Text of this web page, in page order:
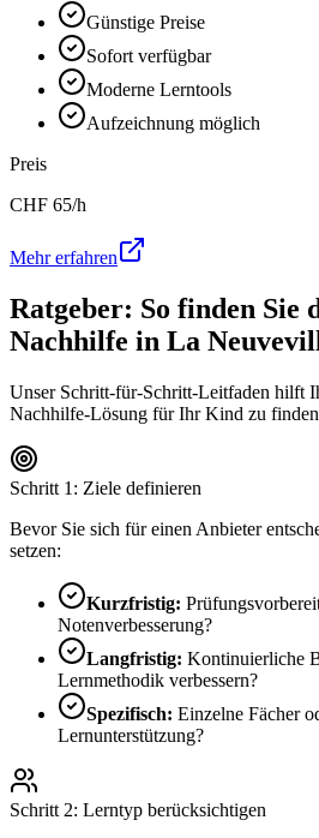
Günstige Preise
Sofort verfügbar
Moderne Lerntools
Aufzeichnung möglich
Preis
CHF 65/h
Mehr erfahren
Ratgeber: So finden Sie
Nachhilfe in La
Unser Schritt-für-Schritt-Leitfaden hilft
Nachhilfe-Lösung für Ihr Kind zu finden
Schritt 1: Ziele definieren
Bevor Sie sich für einen Anbieter
setzen:
Kurzfristig:
Notenverbesserung?
Langfristig: Kontinuierliche
Lernmethodik verbessern?
Spezifisch: Einzelne Fächer
Lernunterstützung?
Schritt 2: Lerntyp berücksichtigen